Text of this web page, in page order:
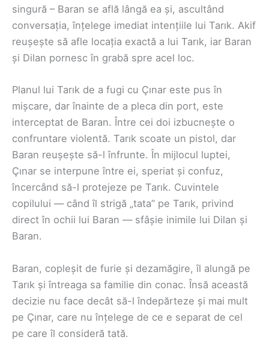
singură – Baran se află lângă ea și, ascultând
conversația, înțelege imediat intențiile lui Tarık. Akif
reușește să afle locația exactă a lui Tarık, iar Baran
și Dilan pornesc în grabă spre acel loc.
Planul lui Tarık de a fugi cu Çınar este pus în
mișcare, dar înainte de a pleca din port, este
interceptat de Baran. Între cei doi izbucnește o
confruntare violentă. Tarık scoate un pistol, dar
Baran reușește să-l înfrunte. În mijlocul luptei,
Çınar se interpune între ei, speriat și confuz,
încercând să-l protejeze pe Tarık. Cuvintele
copilului — când îl strigă „tata” pe Tarık, privind
direct în ochii lui Baran — sfâșie inimile lui Dilan și
Baran.
Baran, copleșit de furie și dezamăgire, îl alungă pe
Tarık și întreaga sa familie din conac. Însă această
decizie nu face decât să-l îndepărteze și mai mult
pe Çınar, care nu înțelege de ce e separat de cel
pe care îl consideră tată.